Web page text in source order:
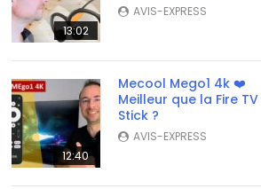
13:02
AVIS-EXPRESS
12:40
Mecool Mego1 4k ❤️
Meilleur que la Fire TV
Stick ?
AVIS-EXPRESS